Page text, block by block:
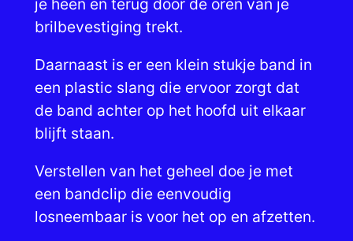
je heen en terug door de oren van je
brilbevestiging trekt.
Daarnaast is er een klein stukje band in
een plastic slang die ervoor zorgt dat
de band achter op het hoofd uit elkaar
blijft staan.
Verstellen van het geheel doe je met
een bandclip die eenvoudig
losneembaar is voor het op en afzetten.